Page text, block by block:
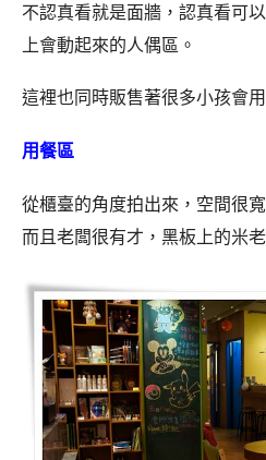
不認真看就是面牆，認真看可
上會動起來的人偶區。
這裡也同時販售著很多小孩會
用餐區
從櫃臺的角度拍出來，空間很
而且老闆很有才，黑板上的米